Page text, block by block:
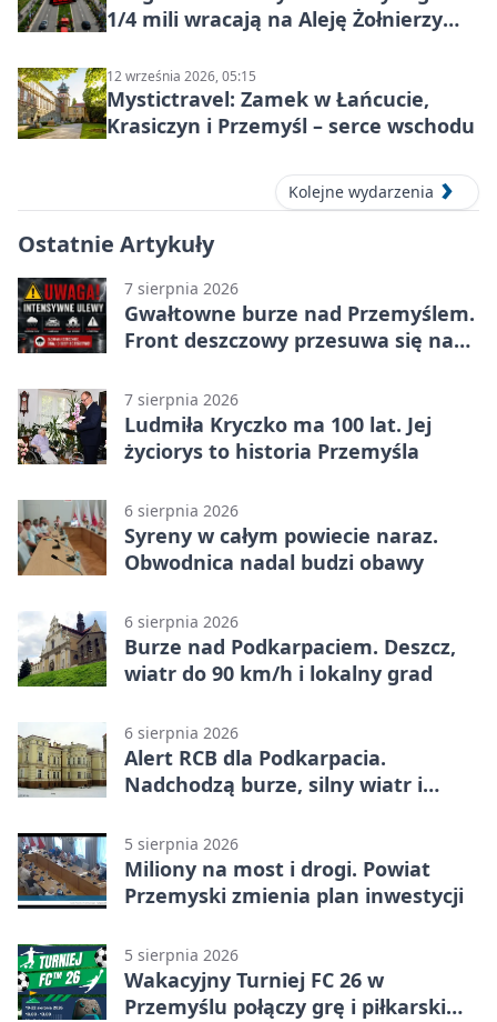
1/4 mili wracają na Aleję Żołnierzy
12 września 2026, 05:15
Mystictravel: Zamek w Łańcucie,
Krasiczyn i Przemyśl – serce wschodu
Kolejne wydarzenia
Ostatnie Artykuły
7 sierpnia 2026
Gwałtowne burze nad Przemyślem.
Front deszczowy przesuwa się na
7 sierpnia 2026
Ludmiła Kryczko ma 100 lat. Jej
życiorys to historia Przemyśla
6 sierpnia 2026
Syreny w całym powiecie naraz.
Obwodnica nadal budzi obawy
6 sierpnia 2026
Burze nad Podkarpaciem. Deszcz,
wiatr do 90 km/h i lokalny grad
6 sierpnia 2026
Alert RCB dla Podkarpacia.
Nadchodzą burze, silny wiatr i
5 sierpnia 2026
Miliony na most i drogi. Powiat
Przemyski zmienia plan inwestycji
5 sierpnia 2026
Wakacyjny Turniej FC 26 w
Przemyślu połączy grę i piłkarski